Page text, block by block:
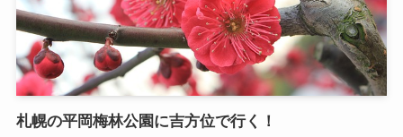
札幌の平岡梅林公園に吉方位で行く！